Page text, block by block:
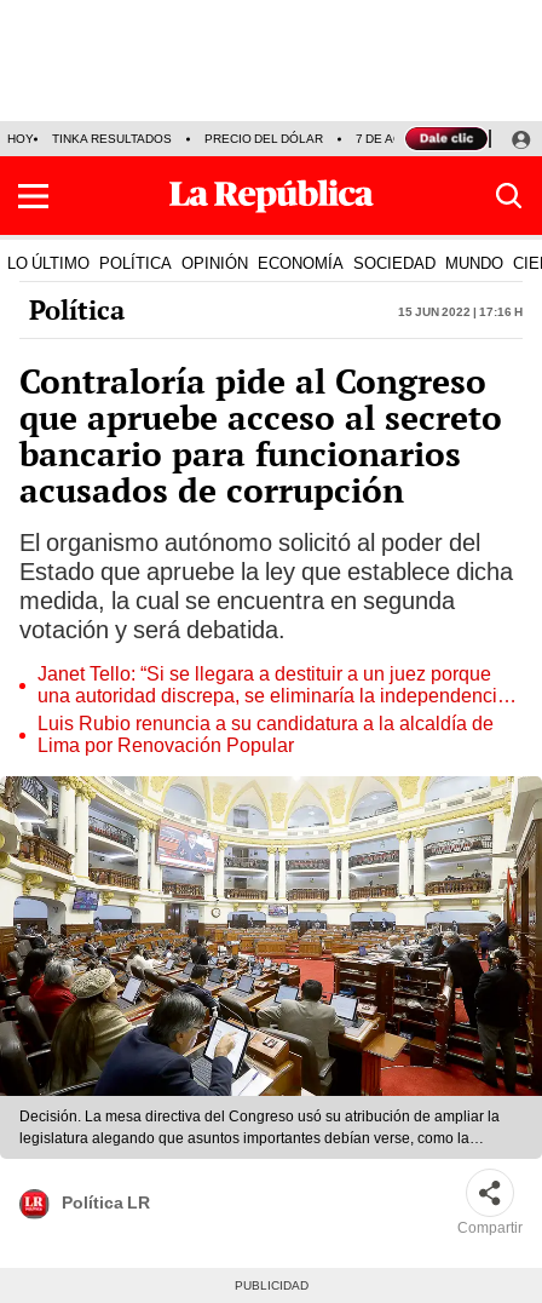
HOY TINKA RESULTADOS PRECIO DEL DÓLAR 7 DE AGOSTO OLLANTA
LO ÚLTIMO POLÍTICA OPINIÓN ECONOMÍA SOCIEDAD MUNDO
Política 15 Jun 2022 | 17:16 h
Contraloría pide al Congreso
que apruebe acceso al secreto
bancario para funcionarios
acusados de corrupción
El organismo autónomo solicitó al poder del
Estado que apruebe la ley que establece dicha
medida, la cual se encuentra en segunda
votación y será debatida.
Janet Tello: “Si se llegara a destituir a un juez porque
una autoridad discrepa, se eliminaría la independencia
judicial”
Luis Rubio renuncia a su candidatura a la alcaldía de
Lima por Renovación Popular
Decisión. La mesa directiva del Congreso usó su atribución de ampliar la
legislatura alegando que asuntos importantes debían verse, como la
bicameralidad. Foto: difusión
Política LR
Compartir